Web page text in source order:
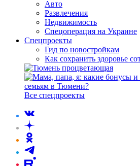
Авто
Развлечения
Недвижимость
Спецоперация на Украине
Спецпроекты
Гид по новостройкам
Как сохранить здоровье
Все спецпроекты